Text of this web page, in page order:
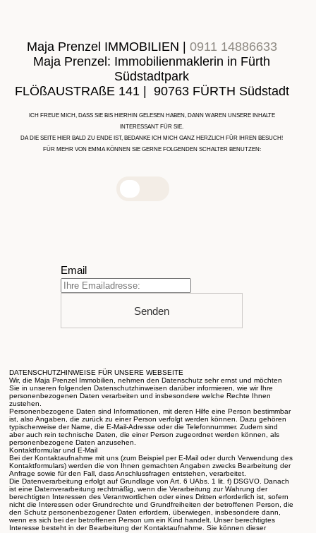
Maja Prenzel IMMOBILIEN | 0911 14886633
Maja Prenzel: Immobilienmaklerin in Fürth
Südstadtpark
FLÖßAUSTRAßE 141 | 90763 FÜRTH Südstadt
ICH FREUE MICH, DASS SIE BIS HIERHIN GELESEN HABEN, DANN WAREN UNSERE INHALTE
INTERESSANT FÜR SIE.
DA DIE SEITE HIER BALD ZU ENDE IST, BEDANKE ICH MICH GANZ HERZLICH FÜR IHREN BESUCH!
FÜR MEHR VON EMMA KÖNNEN SIE GERNE FOLGENDEN SCHALTER BENUTZEN:
Email
Senden
DATENSCHUTZHINWEISE FÜR UNSERE WEBSEITE
Wir, die Maja Prenzel Immobilien, nehmen den Datenschutz sehr ernst und möchten
Sie in unseren folgenden Datenschutzhinweisen darüber informieren, wie wir Ihre
personenbezogenen Daten verarbeiten und insbesondere welche Rechte Ihnen
zustehen.
Personenbezogene Daten sind Informationen, mit deren Hilfe eine Person bestimmbar
ist, also Angaben, die zurück zu einer Person verfolgt werden können. Dazu gehören
typischerweise der Name, die E-Mail-Adresse oder die Telefonnummer. Zudem sind
aber auch rein technische Daten, die einer Person zugeordnet werden können, als
personenbezogene Daten anzusehen.
Kontaktformular und E-Mail
Bei der Kontaktaufnahme mit uns (zum Beispiel per E-Mail oder durch Verwendung des
Kontaktformulars) werden die von Ihnen gemachten Angaben zwecks Bearbeitung der
Anfrage sowie für den Fall, dass Anschlussfragen entstehen, verarbeitet.
Die Datenverarbeitung erfolgt auf Grundlage von Art. 6 UAbs. 1 lit. f) DSGVO. Danach
ist eine Datenverarbeitung rechtmäßig, wenn die Verarbeitung zur Wahrung der
berechtigten Interessen des Verantwortlichen oder eines Dritten erforderlich ist, sofern
nicht die Interessen oder Grundrechte und Grundfreiheiten der betroffenen Person, die
den Schutz personenbezogener Daten erfordern, überwiegen, insbesondere dann,
wenn es sich bei der betroffenen Person um ein Kind handelt. Unser berechtigtes
Interesse besteht in der Bearbeitung der Kontaktaufnahme. Sie können dieser